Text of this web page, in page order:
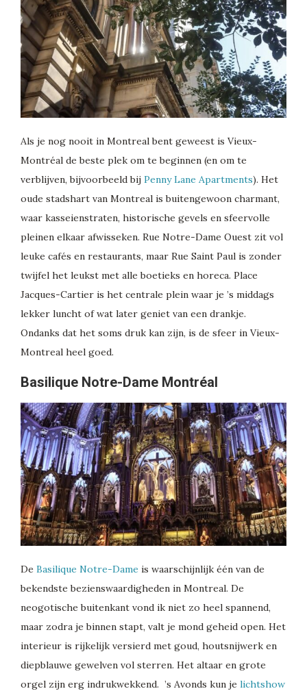
Als je nog nooit in Montreal bent geweest is Vieux-
Montréal de beste plek om te beginnen (en om te
verblijven, bijvoorbeeld bij Penny Lane Apartments). Het
oude stadshart van Montreal is buitengewoon charmant,
waar kasseienstraten, historische gevels en sfeervolle
pleinen elkaar afwisseken. Rue Notre-Dame Ouest zit vol
leuke cafés en restaurants, maar Rue Saint Paul is zonder
twijfel het leukst met alle boetieks en horeca. Place
Jacques-Cartier is het centrale plein waar je ’s middags
lekker luncht of wat later geniet van een drankje.
Ondanks dat het soms druk kan zijn, is de sfeer in Vieux-
Montreal heel goed.
Basilique Notre-Dame Montréal
De Basilique Notre-Dame is waarschijnlijk één van de
bekendste bezienswaardigheden in Montreal. De
neogotische buitenkant vond ik niet zo heel spannend,
maar zodra je binnen stapt, valt je mond geheid open. Het
interieur is rijkelijk versierd met goud, houtsnijwerk en
diepblauwe gewelven vol sterren. Het altaar en grote
orgel zijn erg indrukwekkend. ’s Avonds kun je lichtshow